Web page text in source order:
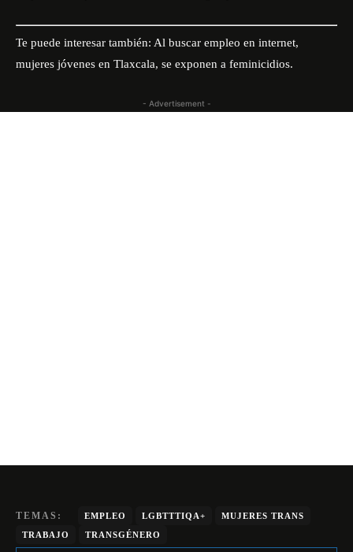
Te puede interesar también: Al buscar empleo en internet,
mujeres jóvenes en Tlaxcala, se exponen a feminicidios.
- Advertisement -
TEMAS: EMPLEO LGBTTTIQA+
MUJERES TRANS
TRABAJO
TRANSGÉNERO